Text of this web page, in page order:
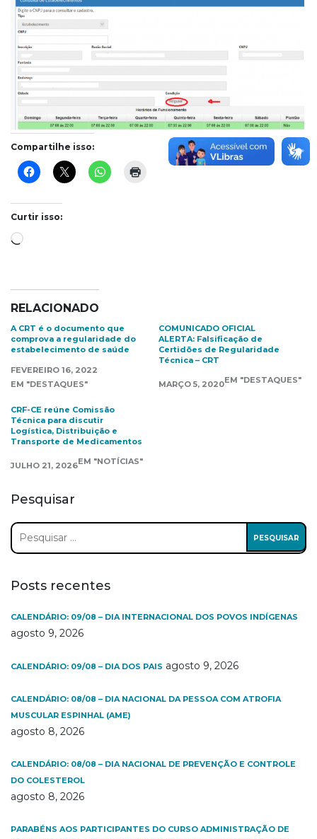
Compartilhe isso:
Curtir isso:
Carregando...
RELACIONADO
A CRT é o documento que
comprova a regularidade do
estabelecimento de saúde
FEVEREIRO 16, 2022
EM "DESTAQUES"
COMUNICADO OFICIAL
ALERTA: Falsificação de
Certidões de Regularidade
Técnica – CRT
MARÇO 5, 2020EM "DESTAQUES"
CRF-CE reúne Comissão
Técnica para discutir
Logística, Distribuição e
Transporte de Medicamentos
JULHO 21, 2026EM "NOTÍCIAS"
Pesquisar
Pesquisar
por:
Posts recentes
CALENDÁRIO: 09/08 – DIA INTERNACIONAL DOS POVOS INDÍGENAS
agosto 9, 2026
CALENDÁRIO: 09/08 – DIA DOS PAIS agosto 9, 2026
CALENDÁRIO: 08/08 – DIA NACIONAL DA PESSOA COM ATROFIA
MUSCULAR ESPINHAL (AME)
agosto 8, 2026
CALENDÁRIO: 08/08 – DIA NACIONAL DE PREVENÇÃO E CONTROLE
DO COLESTEROL
agosto 8, 2026
PARABÉNS AOS PARTICIPANTES DO CURSO ADMINISTRAÇÃO DE